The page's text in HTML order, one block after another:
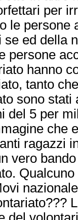
per
le persone
se ed della
persone
hanno
tanto
sono
del 5 per
che
ragazzi
vero